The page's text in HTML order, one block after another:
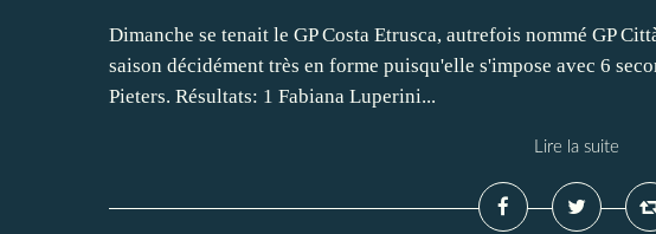
Dimanche se tenait le GP Costa Etrusca, autrefois nommé GP
saison décidément très en forme puisqu'elle s'impose avec 6
Pieters. Résultats: 1 Fabiana Luperini...
Lire la suite